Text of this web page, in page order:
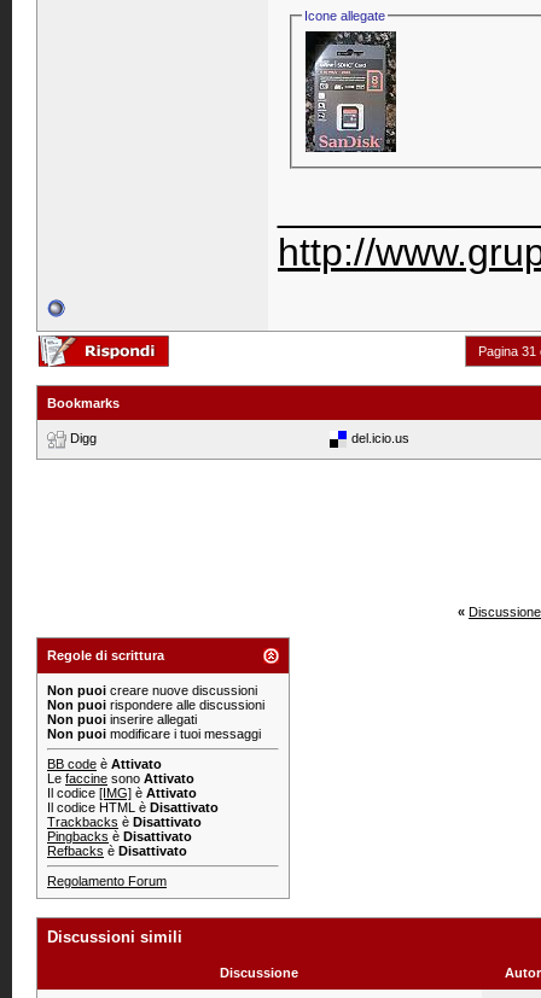
Icone allegate
http://
Pagina 31
Bookmarks
Digg del.icio.us
«
Regole di scrittura
Non puoi creare nuove discussioni
Non puoi rispondere alle discussioni
Non puoi inserire allegati
Non puoi modificare i tuoi messaggi
BB code è Attivato
Le faccine sono Attivato
Il codice [IMG] è Attivato
Il codice HTML è Disattivato
Trackbacks è Disattivato
Pingbacks è Disattivato
Refbacks è Disattivato
Regolamento Forum
Discussioni simili
Discussione